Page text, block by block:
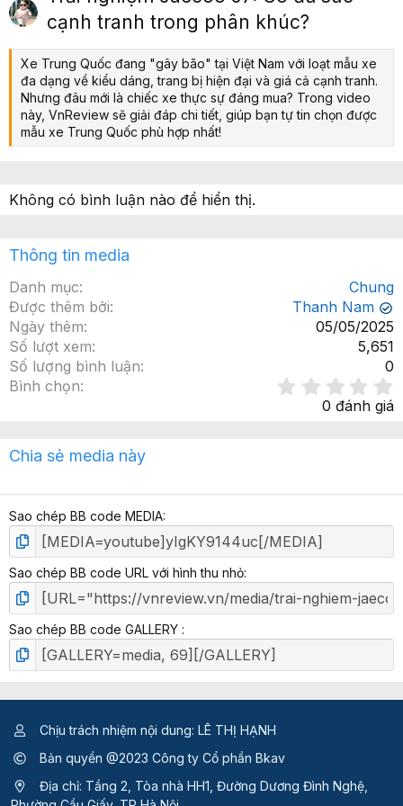
c
cạnh tranh trong phân khúc?
Xe Trung Quốc đang "gây bão" tại Việt Nam với loạt mẫu xe
đa dạng về kiểu dáng, trang bị hiện đại và giá cả cạnh tranh.
Nhưng đâu mới là chiếc xe thực sự đáng mua? Trong video
này, VnReview sẽ giải đáp chi tiết, giúp bạn tự tin chọn được
mẫu xe Trung Quốc phù hợp nhất!
Không có bình luận nào để hiển thị.
Thông tin media
Danh mục
Chung
Được thêm bởi
Thanh Nam ✔
Ngày thêm
05/05/2025
Số lượt xem
5,651
Số lượng bình luận
0
Bình chọn
.
ạ
g
0 đánh giá
Chia sẻ media này
Sao chép BB code MEDIA
Sao chép BB code URL với hình thu nhỏ
Sao chép BB code GALLERY
Chịu trách nhiệm nội dung: LÊ THỊ HẠNH
Bản quyền @2023 Công ty Cổ phần Bkav
Địa chỉ: Tầng 2, Tòa nhà HH1, Đường Dương Đình Nghệ,